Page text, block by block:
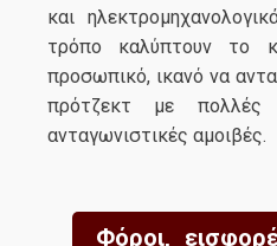
και
τρόπο καλύπτουν το
προσωπικό, ικανό να
πρότζεκτ με
ανταγωνιστικές αμοιβές.
Φόροι,